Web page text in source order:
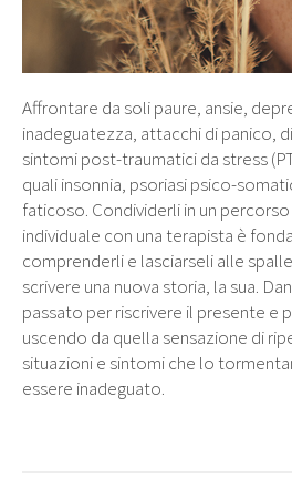
Affrontare da soli paure, ansie,
inadeguatezza, attacchi di panico,
sintomi post-traumatici da stress
quali insonnia, psoriasi psico-
faticoso. Condividerli in un
individuale con una terapista è
comprenderli e lasciarseli alle
scrivere una nuova storia, la sua.
passato per riscrivere il presente e
uscendo da quella sensazione di
situazioni e sintomi che lo
essere inadeguato.